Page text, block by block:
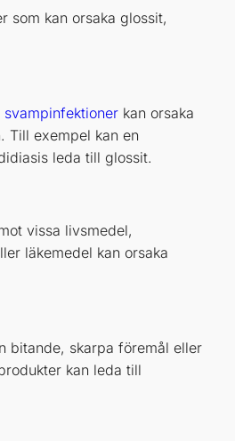
som kan orsaka glossit,
svampinfektioner kan orsaka
Till exempel kan en
leda till glossit.
vissa livsmedel,
läkemedel kan orsaka
bitande, skarpa föremål eller
kan leda till